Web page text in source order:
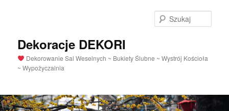
Dekoracje DEKORI
Dekorowanie Sal Weselnych ~ Bukiety Ślubne ~ Wystrój Kościoła
~ Wypożyczalnia